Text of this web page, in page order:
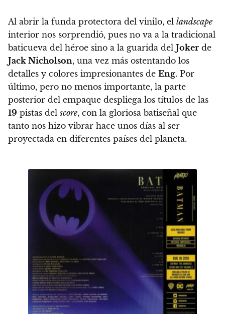
Al abrir la funda protectora del vinilo, el landscape
interior nos sorprendió, pues no va a la tradicional
baticueva del héroe sino a la guarida del Joker de
Jack Nicholson, una vez más ostentando los
detalles y colores impresionantes de Eng. Por
último, pero no menos importante, la parte
posterior del empaque despliega los títulos de las
19 pistas delscore, con la gloriosa batiseñal que
tanto nos hizo vibrar hace unos días al ser
proyectada en diferentes países del planeta.